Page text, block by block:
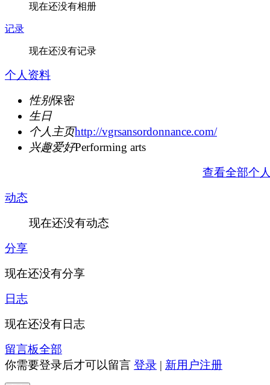
现在还没有相册
记录
现在还没有记录
个人资料
性别保密
生日
个人主页http://vgrsansordonnance.com/
兴趣爱好Performing arts
查看全部个
动态
现在还没有动态
分享
现在还没有分享
日志
现在还没有日志
留言板全部
你需要登录后才可以留言 登录 | 新用户注册